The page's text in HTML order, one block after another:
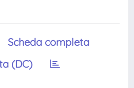
Scheda completa
(DC)